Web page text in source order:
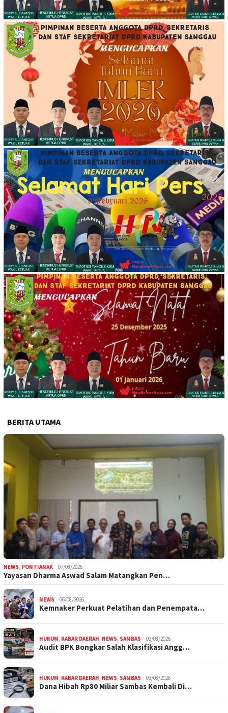
BERITA UTAMA
NEWS, PONTIANAK 07/08/2026
Yayasan Dharma Aswad Salam Matangkan Pen…
NEWS 06/08/2026
Kemnaker Perkuat Pelatihan dan Penempata…
HUKUM, KABAR DAERAH, NEWS, SAMBAS 03/08/2026
Audit BPK Bongkar Salah Klasifikasi Angg…
HUKUM, KABAR DAERAH, NEWS, SAMBAS 03/08/2026
Dana Hibah Rp80 Miliar Sambas Kembali Di…